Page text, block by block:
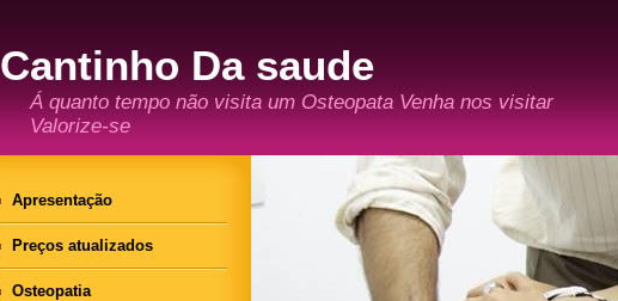
Cantinho Da saude
Á quanto tempo não visita um Osteopata Venha nos visitar
Valorize-se
Apresentação
Preços atualizados
Osteopatia